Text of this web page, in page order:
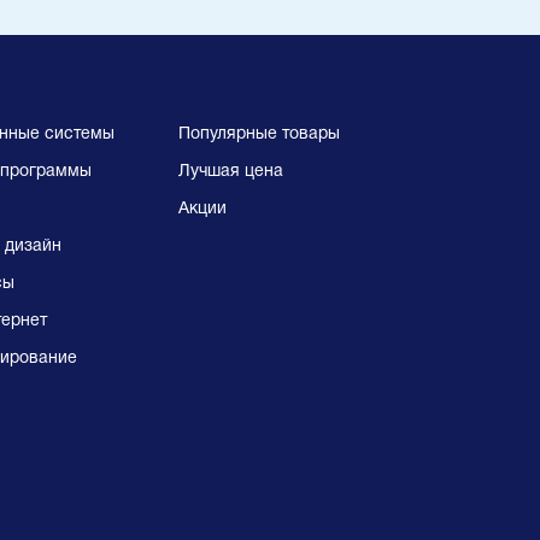
системы
дизайн
Популярные товары
Лучшая цена
Акции